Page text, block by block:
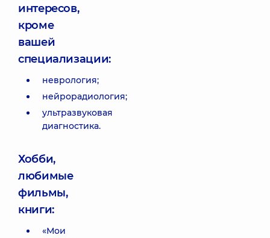
интересов,
кроме
вашей
специализации:
неврология;
нейрорадиология;
ультразвуковая
диагностика.
Хобби,
любимые
фильмы,
книги:
«Мои